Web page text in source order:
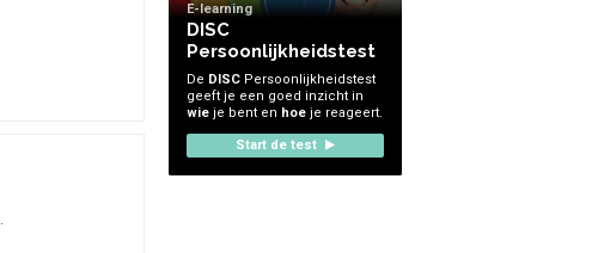
E-learning
DISC
Persoonlijkheidstest
De DISCPersoonlijkheidstest
geeft je een goed inzicht in
wieje bent en hoeje reageert.
Start de test